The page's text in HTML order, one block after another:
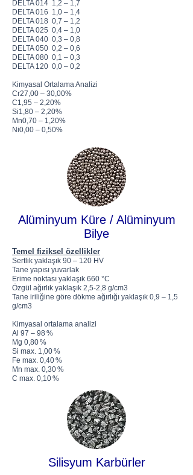
DELTA 014 1,2 – 1,7
DELTA 016 1,0 – 1,4
DELTA 018 0,7 – 1,2
DELTA 025 0,4 – 1,0
DELTA 040 0,3 – 0,8
DELTA 050 0,2 – 0,6
DELTA 080 0,1 – 0,3
DELTA 120 0,0 – 0,2
Kimyasal Ortalama Analizi
Cr27,00 – 30,00%
C1,95 – 2,20%
Si1,80 – 2,20%
Mn0,70 – 1,20%
Ni0,00 – 0,50%
Alüminyum Küre / Alüminyum
Bilye
Temel fiziksel özellikler
Sertlik yaklaşık 90 – 120 HV
Tane yapısı yuvarlak
Erime noktası yaklaşık 660 °C
Özgül ağırlık yaklaşık 2,5-2,8 g/cm3
Tane iriliğine göre dökme ağırlığı yaklaşık 0,9 – 1,5
g/cm3
Kimyasal ortalama analizi
Al 97 – 98 %
Mg 0,80 %
Si max. 1,00 %
Fe max. 0,40 %
Mn max. 0,30 %
C max. 0,10 %
Silisyum Karbürler